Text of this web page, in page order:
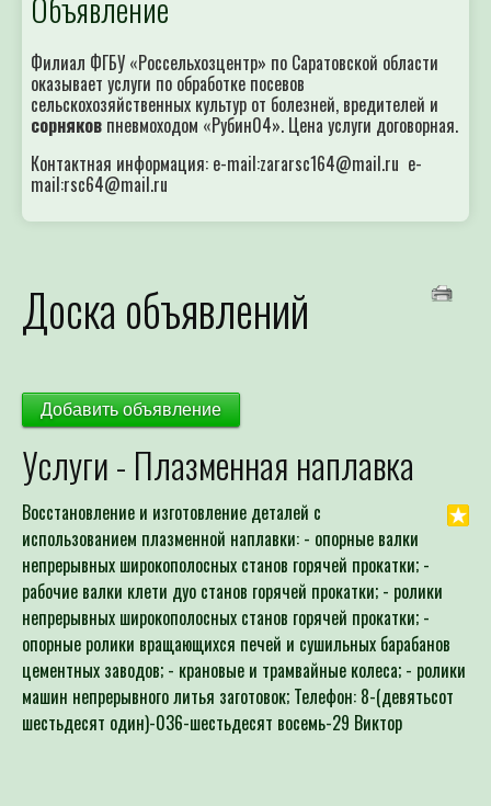
Объявление
Филиал ФГБУ «Россельхозцентр» по Саратовской области
оказывает услуги по обработке посевов
сельскохозяйственных культур от болезней, вредителей и
сорняков пневмоходом «Рубин04». Цена услуги договорная.
Контактная информация: e-mail:zararsc164@mail.ru e-
mail:rsc64@mail.ru
Доска объявлений
Добавить объявление
Услуги - Плазменная наплавка
Восстановление и изготовление деталей с
использованием плазменной наплавки: - опорные валки
непрерывных широкополосных станов горячей прокатки; -
рабочие валки клети дуо станов горячей прокатки; - ролики
непрерывных широкополосных станов горячей прокатки; -
опорные ролики вращающихся печей и сушильных барабанов
цементных заводов; - крановые и трамвайные колеса; - ролики
машин непрерывного литья заготовок; Телефон: 8-(девятьсот
шестьдесят один)-036-шестьдесят восемь-29 Виктор